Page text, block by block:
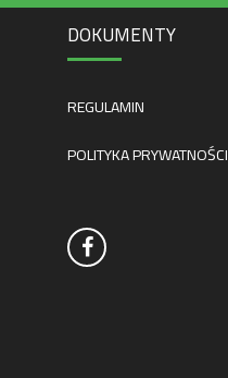
DOKUMENTY
REGULAMIN
POLITYKA PRYWATNOŚCI